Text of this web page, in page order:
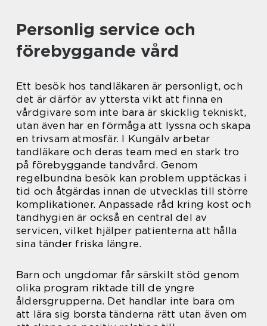
Personlig service och
förebyggande vård
Ett besök hos tandläkaren är personligt, och
det är därför av yttersta vikt att finna en
vårdgivare som inte bara är skicklig tekniskt,
utan även har en förmåga att lyssna och skapa
en trivsam atmosfär. I Kungälv arbetar
tandläkare och deras team med en stark tro
på förebyggande tandvård. Genom
regelbundna besök kan problem upptäckas i
tid och åtgärdas innan de utvecklas till större
komplikationer. Anpassade råd kring kost och
tandhygien är också en central del av
servicen, vilket hjälper patienterna att hålla
sina tänder friska längre.
Barn och ungdomar får särskilt stöd genom
olika program riktade till de yngre
åldersgrupperna. Det handlar inte bara om
att lära sig borsta tänderna rätt utan även om